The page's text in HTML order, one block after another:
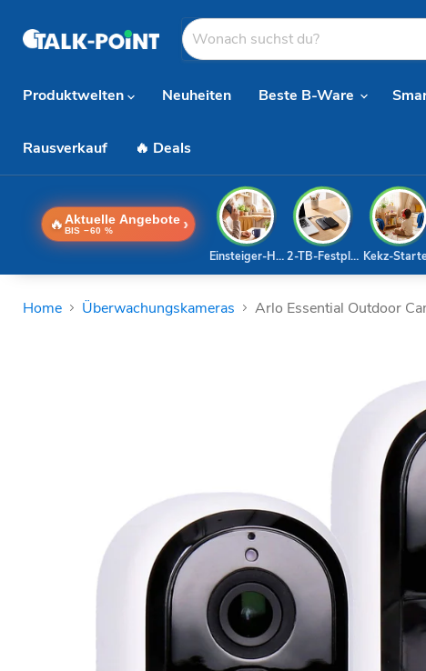
Produktwelten
Neuheiten Beste B-Ware
Rausverkauf 🔥 Deals
🔥 Aktuelle Angebote
BIS −60 % ›
Kekz-
2-TB-Festplatte
Einsteiger-Handy
Home Überwachungskameras Arlo Essential Outdoor